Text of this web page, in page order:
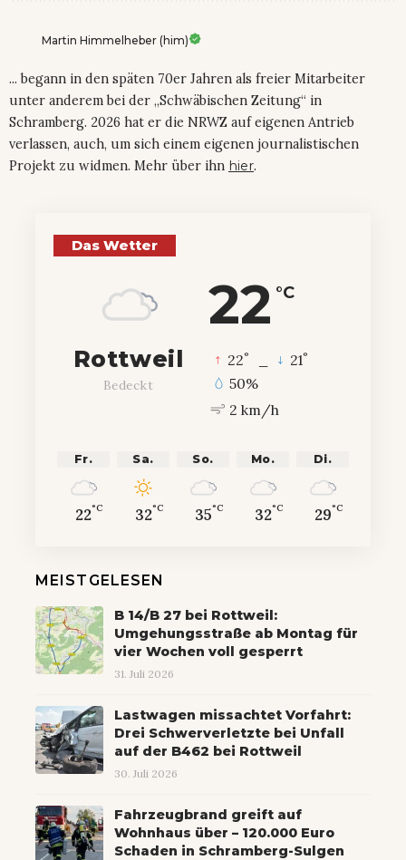
Martin Himmelheber (him)
... begann in den späten 70er Jahren als freier Mitarbeiter
unter anderem bei der „Schwäbischen Zeitung“ in
Schramberg. 2026 hat er die NRWZ auf eigenen Antrieb
verlassen, auch, um sich einem eigenen journalistischen
Projekt zu widmen. Mehr über ihn hier.
Das Wetter
22 °C
Rottweil
Bedeckt
22° 21°
50%
2 km/h
Fr.
22°C
Sa.
32°C
So.
35°C
Mo.
32°C
Di.
29°C
MEISTGELESEN
B 14/B 27 bei Rottweil:
Umgehungsstraße ab Montag für
vier Wochen voll gesperrt
31. Juli 2026
Lastwagen missachtet Vorfahrt:
Drei Schwerverletzte bei Unfall
auf der B462 bei Rottweil
30. Juli 2026
Fahrzeugbrand greift auf
Wohnhaus über – 120.000 Euro
Schaden in Schramberg-Sulgen